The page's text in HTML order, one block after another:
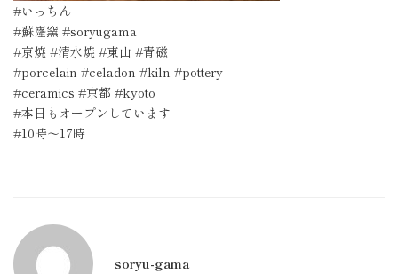
#いっちん
#蘇嶐窯 #soryugama
#京焼 #清水焼 #東山 #青磁
#porcelain #celadon #kiln #pottery
#ceramics #京都 #kyoto
#本日もオープンしています
#10時〜17時
soryu-gama